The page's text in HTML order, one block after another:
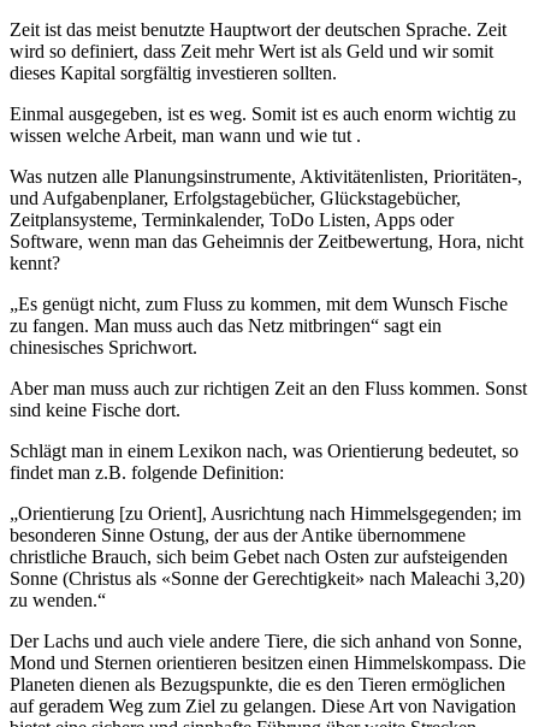
Zeit ist das meist benutzte Hauptwort der deutschen Sprache. Zeit
wird so definiert, dass Zeit mehr Wert ist als Geld und wir somit
dieses Kapital sorgfältig investieren sollten.
Einmal ausgegeben, ist es weg. Somit ist es auch enorm wichtig zu
wissen welche Arbeit, man wann und wie tut .
Was nutzen alle Planungsinstrumente, Aktivitätenlisten, Prioritäten-,
und Aufgabenplaner, Erfolgstagebücher, Glückstagebücher,
Zeitplansysteme, Terminkalender, ToDo Listen, Apps oder
Software, wenn man das Geheimnis der Zeitbewertung, Hora, nicht
kennt?
„Es genügt nicht, zum Fluss zu kommen, mit dem Wunsch Fische
zu fangen. Man muss auch das Netz mitbringen“ sagt ein
chinesisches Sprichwort.
Aber man muss auch zur richtigen Zeit an den Fluss kommen. Sonst
sind keine Fische dort.
Schlägt man in einem Lexikon nach, was Orientierung bedeutet, so
findet man z.B. folgende Definition:
„Orientierung [zu Orient], Ausrichtung nach Himmelsgegenden; im
besonderen Sinne Ostung, der aus der Antike übernommene
christliche Brauch, sich beim Gebet nach Osten zur aufsteigenden
Sonne (Christus als «Sonne der Gerechtigkeit» nach Maleachi 3,20)
zu wenden.“
Der Lachs und auch viele andere Tiere, die sich anhand von Sonne,
Mond und Sternen orientieren besitzen einen Himmelskompass. Die
Planeten dienen als Bezugspunkte, die es den Tieren ermöglichen
auf geradem Weg zum Ziel zu gelangen. Diese Art von Navigation